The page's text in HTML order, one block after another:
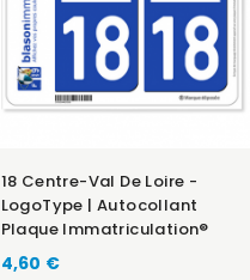
18 Centre-Val De Loire -
LogoType | Autocollant
Plaque Immatriculation®
4,60 €